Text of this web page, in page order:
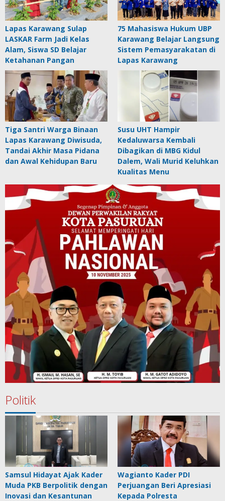
Lapas Karawang Sulap
LASKAR Farm Jadi Kelas
Alam, Siswa SD Belajar
Ketahanan Pangan
75 Mahasiswa Hukum UBP
Karawang Belajar Langsung
Sistem Pemasyarakatan di
Lapas Karawang
Tiga Santri Warga Binaan
Lapas Karawang Diwisuda,
Tandai Akhir Masa Pidana
dan Awal Kehidupan Baru
Susu UHT Hampir
Kedaluwarsa Kembali
Dibagikan di MBG Kidul
Dalem, Wali Murid Keluhkan
Kualitas Menu
Politik
Samsul Hidayat Ajak Kader
Muda PKB Berpolitik dengan
Inovasi dan Kesantunan
Wagianto Kader PDI
Perjuangan Beri Apresiasi
Kepada Polresta